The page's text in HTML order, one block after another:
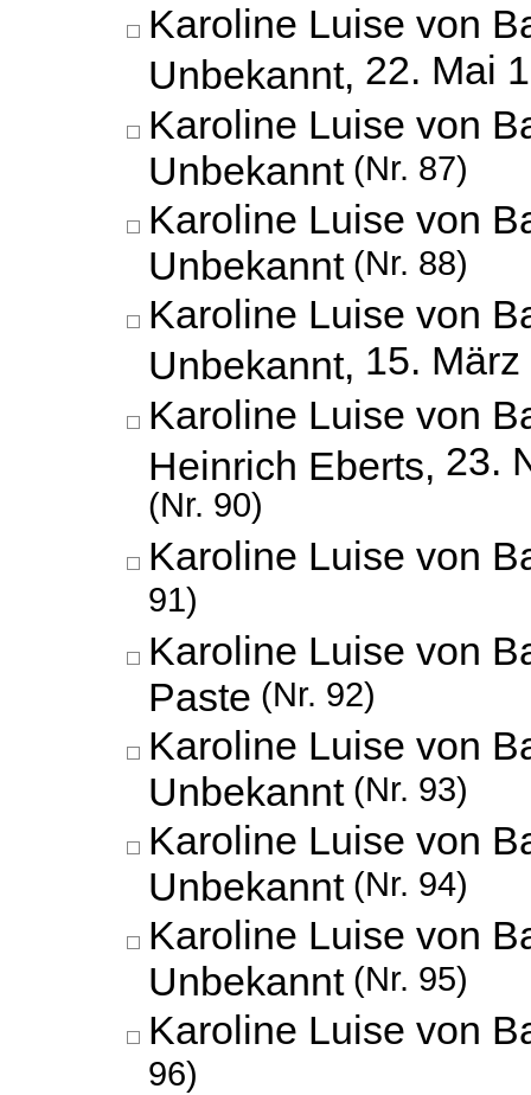
Karoline Luise von
Unbekannt, 22. Mai
Karoline Luise von
Unbekannt (Nr. 87)
Karoline Luise von
Unbekannt (Nr. 88)
Karoline Luise von
Unbekannt, 15.
Karoline Luise von
Heinrich Eberts, 23.
(Nr. 90)
Karoline Luise von
91)
Karoline Luise von
Paste (Nr. 92)
Karoline Luise von
Unbekannt (Nr. 93)
Karoline Luise von
Unbekannt (Nr. 94)
Karoline Luise von
Unbekannt (Nr. 95)
Karoline Luise von
96)